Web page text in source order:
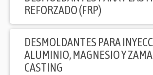
REFORZADO (FRP)
DESMOLDANTES PARA
ALUMINIO, MAGNESIO Y
CASTING